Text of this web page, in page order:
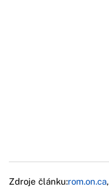
Zdroje článku:rom.on.ca,